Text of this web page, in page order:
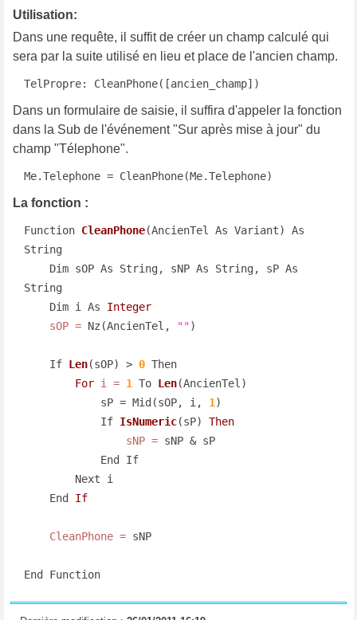
Utilisation:
Dans une requête, il suffit de créer un champ calculé qui
sera par la suite utilisé en lieu et place de l'ancien champ.
TelPropre: CleanPhone([ancien_champ])
Dans un formulaire de saisie, il suffira d'appeler la fonction
dans la Sub de l'événement "Sur après mise à jour" du
champ "Télephone".
Me.Telephone = CleanPhone(Me.Telephone)
La fonction :
Function CleanPhone(AncienTel As Variant) As
String
String
    Dim i As
Integer
sOP = Nz(AncienTel, "")
    If
Len(sOP) > 0 Then
For i = 1 To Len(AncienTel)
            sP = Mid(sOP, i,
1 )
            If
IsNumeric(sP)
Then
sNP = sNP & sP
    End
If
CleanPhone = sNP
End Function